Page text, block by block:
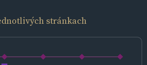
stránkach